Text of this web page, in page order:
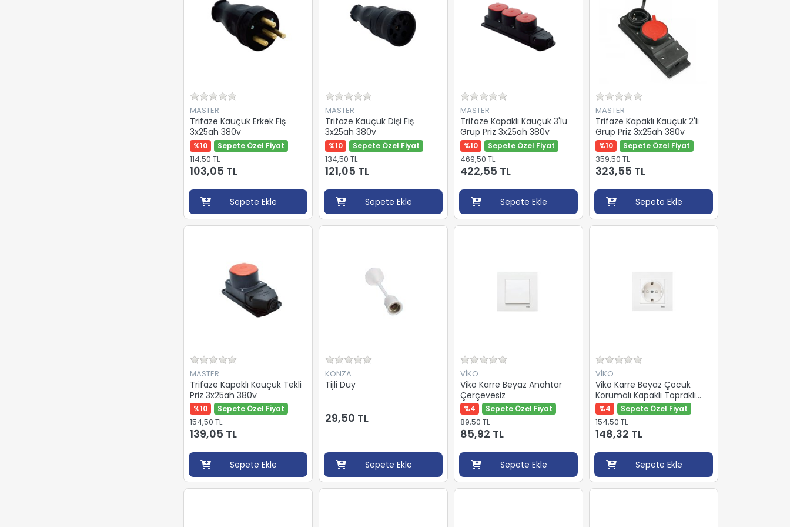
MASTER
Trifaze Kauçuk Erkek Fiş
3x25ah 380v
%10 Sepete Özel Fiyat
114,50 TL
103,05 TL
Sepete Ekle
MASTER
Trifaze Kauçuk Dişi Fiş
3x25ah 380v
%10 Sepete Özel Fiyat
134,50 TL
121,05 TL
Sepete Ekle
MASTER
Trifaze Kapaklı Kauçuk 3'lü
Grup Priz 3x25ah 380v
%10 Sepete Özel Fiyat
469,50 TL
422,55 TL
Sepete Ekle
MASTER
Trifaze Kapaklı Kauçuk 2'li
Grup Priz 3x25ah 380v
%10 Sepete Özel Fiyat
359,50 TL
323,55 TL
Sepete Ekle
MASTER
Trifaze Kapaklı Kauçuk Tekli
Priz 3x25ah 380v
%10 Sepete Özel Fiyat
154,50 TL
139,05 TL
Sepete Ekle
KONZA
Tijli Duy
29,50 TL
Sepete Ekle
VİKO
Viko Karre Beyaz Anahtar
Çerçevesiz
%4 Sepete Özel Fiyat
89,50 TL
85,92 TL
Sepete Ekle
VİKO
Viko Karre Beyaz Çocuk
Korumalı Kapaklı Topraklı
Priz Çerçevesiz
%4 Sepete Özel Fiyat
154,50 TL
148,32 TL
Sepete Ekle